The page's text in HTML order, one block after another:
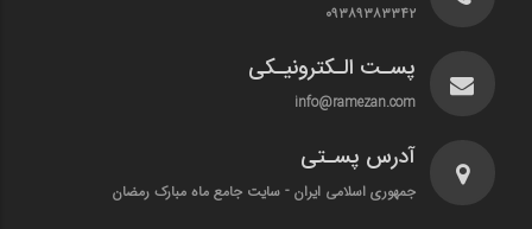
۰۹۳۸۹۳۸۳۳۴۲
پسـت الـکترونیـکی
info@ramezan.com
آدرس پسـتی
جمهوری اسلامی ایران - سایت جامع ماه مبارک رمضان